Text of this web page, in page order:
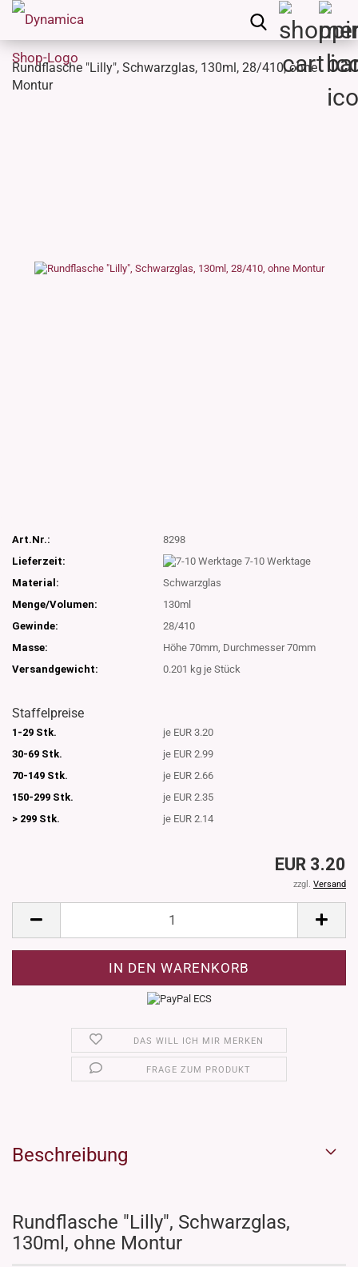
Rundflasche "Lilly", Schwarzglas, 130ml, 28/410, ohne
Montur
Art.Nr.:
8298
Lieferzeit:
7-10 Werktage
Material:
Schwarzglas
Menge/Volumen:
130ml
Gewinde:
28/410
Masse:
Höhe 70mm, Durchmesser 70mm
Versandgewicht:
0.201 kg je Stück
Staffelpreise
1-29 Stk.
je EUR 3.20
30-69 Stk.
je EUR 2.99
70-149 Stk.
je EUR 2.66
150-299 Stk.
je EUR 2.35
> 299 Stk.
je EUR 2.14
EUR 3.20
zzgl. Versand
DAS WILL ICH MIR MERKEN
FRAGE ZUM PRODUKT
Beschreibung
Rundflasche "Lilly", Schwarzglas,
130ml, ohne Montur